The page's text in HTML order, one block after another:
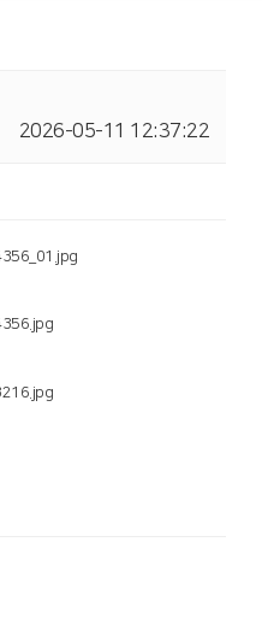
2026-05-11 12:37:22